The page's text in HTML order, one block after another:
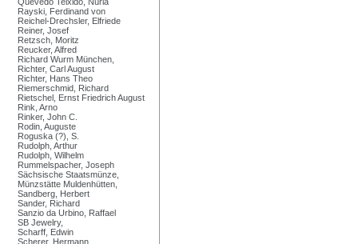
Rayski, Ferdinand von
Reichel-Drechsler, Elfriede
Reiner, Josef
Retzsch, Moritz
Reucker, Alfred
Richard Wurm München,
Richter, Carl August
Richter, Hans Theo
Riemerschmid, Richard
Rietschel, Ernst Friedrich August
Rink, Arno
Rinker, John C.
Rodin, Auguste
Roguska (?), S.
Rudolph, Arthur
Rudolph, Wilhelm
Rummelspacher, Joseph
Sächsische Staatsmünze,
Münzstätte Muldenhütten,
Sandberg, Herbert
Sander, Richard
Sanzio da Urbino, Raffael
SB Jewelry,
Scharff, Edwin
Scherer, Hermann